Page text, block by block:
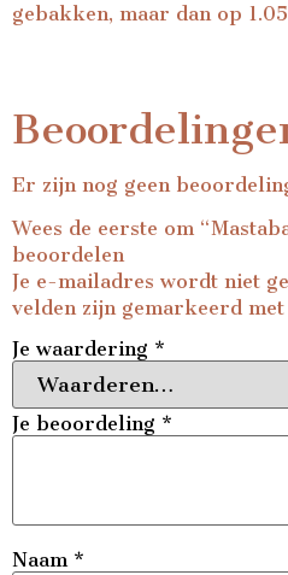
gebakken, maar dan op
Er zijn nog geen
Wees de eerste om
beoordelen
Je e-mailadres wordt niet
velden zijn gemarkeerd met
Je waardering *
Je beoordeling *
Naam *